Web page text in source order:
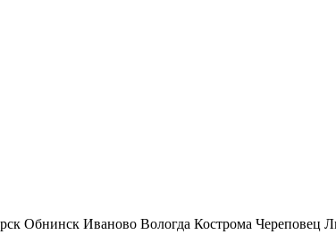
Обнинск Иваново Вологда Кострома Череповец